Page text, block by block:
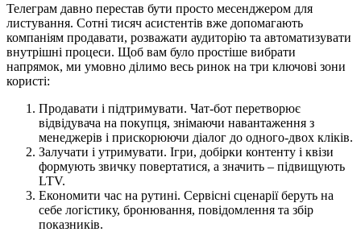
Телеграм давно перестав бути просто месенджером для
листування. Сотні тисяч асистентів вже допомагають
компаніям продавати, розважати аудиторію та автоматизувати
внутрішні процеси. Щоб вам було простіше вибрати
напрямок, ми умовно ділимо весь ринок на три ключові зони
користі:
Продавати і підтримувати. Чат-бот перетворює
відвідувача на покупця, знімаючи навантаження з
менеджерів і прискорюючи діалог до одного-двох кліків.
Залучати і утримувати. Ігри, добірки контенту і квізи
формують звичку повертатися, а значить – підвищують
LTV.
Економити час на рутині. Сервісні сценарії беруть на
себе логістику, бронювання, повідомлення та збір
показників.